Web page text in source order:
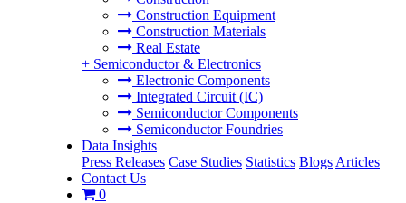
Construction Equipment
Construction Materials
Real Estate
+ Semiconductor & Electronics
Electronic Components
Integrated Circuit (IC)
Semiconductor Components
Semiconductor Foundries
Data Insights
Press Releases Case Studies Statistics Blogs Articles
Contact Us
0